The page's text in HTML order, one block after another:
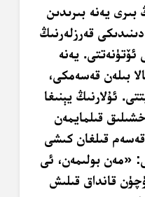
بىرى يەنە بىرىدىن
قەرزلەرنىڭ
ئۆتۈنەتتى. يەنە
بىلەن قەسەمكى،
ئۇلارنىڭ يېنىغا
قىلمايمەن
قەسەم قىلغان كىشى
«مەن بولىمەن، ئى
قانداق قىلىش